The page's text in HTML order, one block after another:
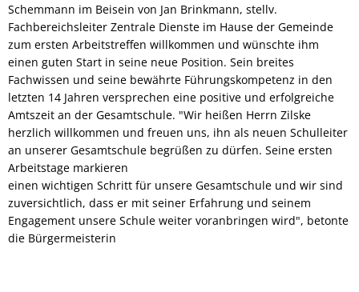
Schemmann im Beisein von Jan Brinkmann, stellv.
Fachbereichsleiter Zentrale Dienste im Hause der Gemeinde
zum ersten Arbeitstreffen willkommen und wünschte ihm
einen guten Start in seine neue Position. Sein breites
Fachwissen und seine bewährte Führungskompetenz in den
letzten 14 Jahren versprechen eine positive und erfolgreiche
Amtszeit an der Gesamtschule. "Wir heißen Herrn Zilske
herzlich willkommen und freuen uns, ihn als neuen Schulleiter
an unserer Gesamtschule begrüßen zu dürfen. Seine ersten
Arbeitstage markieren
einen wichtigen Schritt für unsere Gesamtschule und wir sind
zuversichtlich, dass er mit seiner Erfahrung und seinem
Engagement unsere Schule weiter voranbringen wird", betonte
die Bürgermeisterin